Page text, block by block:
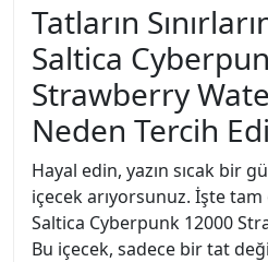
Tatların
Saltica
Strawberry
Neden Tercih
Hayal edin, yazın sıcak bir
içecek arıyorsunuz. İşte tam
Saltica Cyberpunk 12000
Bu içecek, sadece bir tat